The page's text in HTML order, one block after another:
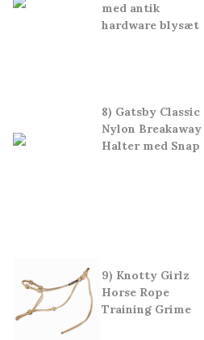
med antik
hardware blysæt
8) Gatsby Classic
Nylon Breakaway
Halter med Snap
9) Knotty Girlz
Horse Rope
Training Grime